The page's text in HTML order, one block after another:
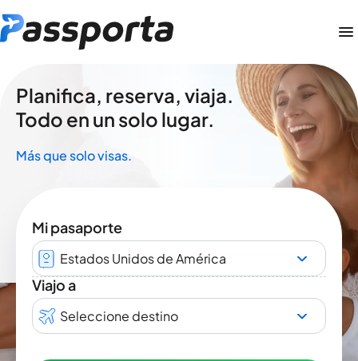
Planifica, reserva, viaja.
Todo en un solo lugar.
Más que solo visas.
Mi pasaporte
Estados Unidos de América
Viajo a
Seleccione destino